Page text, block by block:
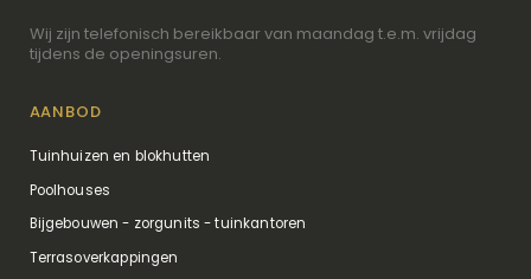
Wij zijn telefonisch bereikbaar van maandag t.e.m. vrijdag
tijdens de openingsuren.
AANBOD
Tuinhuizen en blokhutten
Poolhouses
Bijgebouwen - zorgunits - tuinkantoren
Terrasoverkappingen